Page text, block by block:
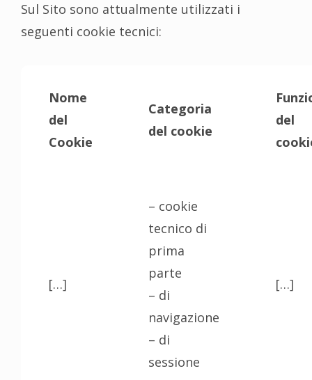
Sul Sito sono attualmente utilizzati i
seguenti cookie tecnici:
Nome
del
Cookie
Categoria
del cookie
del
[…]
– cookie
tecnico di
prima
parte
– di
navigazione
– di
sessione
[…]